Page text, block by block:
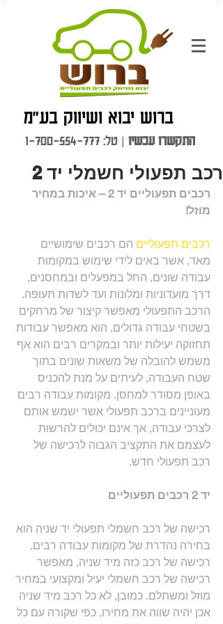
התקשרו עכשיו | טל: 1-700-554-777
ברוש יבוא ושיווק בע"מ
רכב תפעולי חשמלי יד 2
רכבים תפעוליים יד 2 – איכות במחיר
מוזל!
רכבים תפעוליים הם רכבים שימושיים
מאד, אשר באים לידי שימוש במקומות
עבודה שונים, החל במפעלים ובמחסנים,
דרך מועדוניות ומלונות ועד לשדות תעופה.
הרכב התפעולי מאפשר קיצור של מרחקים
בשטחי עבודה גדולים, הוא מאפשר עבודות
תחזוקה יעילות יותר ובמקרים רבים הוא אף
משמש להובלה של משאות שונים בתוך
שטח העבודה, לעיתים על מנת להכניס
באופן מסודר למחסן. מקומות עבודה רבים
מעוניינים ברכב תפעולי אשר ישמש אותם
לצרכי עבודה, אך אינם יכולים להרשות
לעצמם את התקציב הגבוה לרכישה של
רכב תפעולי חדש.
יד 2 רכבים תפעוליים
רכישה של רכב חשמלי תפעולי יד שניה הוא
בחירה נהדרת של מקומות עבודה רבים.
רכישה של רכב כזה מיד שניה, מאפשר
רכישה של רכב חשמלי יעיל ומקצועי במחיר
מוזל ומשתלם. כמובן, לא כל רכב מיד שניה
אכן יהיה שווה את מחירו, כפי שקורה עם כל